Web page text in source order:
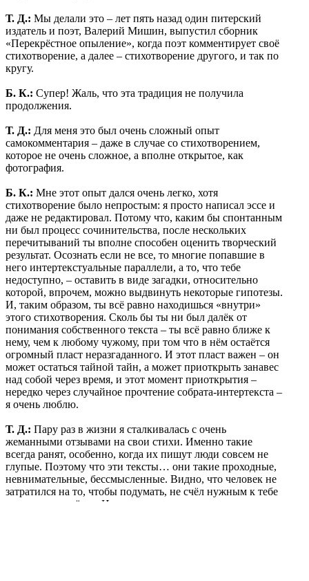
Т. Д.: Мы делали это – лет пять назад один питерский
издатель и поэт, Валерий Мишин, выпустил сборник
«Перекрёстное опыление», когда поэт комментирует своё
стихотворение, а далее – стихотворение другого, и так по
кругу.
Б. К.: Супер! Жаль, что эта традиция не получила
продолжения.
Т. Д.: Для меня это был очень сложный опыт
самокомментария – даже в случае со стихотворением,
которое не очень сложное, а вполне открытое, как
фотография.
Б. К.: Мне этот опыт дался очень легко, хотя
стихотворение было непростым: я просто написал эссе и
даже не редактировал. Потому что, каким бы спонтанным
ни был процесс сочинительства, после нескольких
перечитываний ты вполне способен оценить творческий
результат. Осознать если не все, то многие попавшие в
него интертекстуальные параллели, а то, что тебе
недоступно, – оставить в виде загадки, относительно
которой, впрочем, можно выдвинуть некоторые гипотезы.
И, таким образом, ты всё равно находишься «внутри»
этого стихотворения. Сколь бы ты ни был далёк от
понимания собственного текста – ты всё равно ближе к
нему, чем к любому чужому, при том что в нём остаётся
огромный пласт неразгаданного. И этот пласт важен – он
может остаться тайной тайн, а может приоткрыть занавес
над собой через время, и этот момент приоткрытия –
нередко через случайное прочтение собрата-интертекста –
я очень люблю.
Т. Д.: Пару раз в жизни я сталкивалась с очень
жеманными отзывами на свои стихи. Именно такие
всегда ранят, особенно, когда их пишут люди совсем не
глупые. Поэтому что эти тексты… они такие проходные,
невнимательные, бессмысленные. Видно, что человек не
затратился на то, чтобы подумать, не счёл нужным к тебе
отнестись серьёзно. И это – стыдно, за такого критика